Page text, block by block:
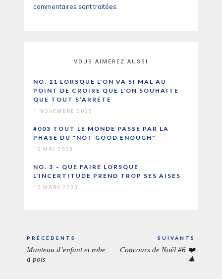
commentaires sont traitées.
VOUS AIMEREZ AUSSI
NO. 11 LORSQUE L'ON VA SI MAL AU
POINT DE CROIRE QUE L'ON SOUHAITE
QUE TOUT S’ARRÊTE
1 NOVEMBRE 2023
#003 TOUT LE MONDE PASSE PAR LA
PHASE DU "NOT GOOD ENOUGH"
15 MAI 2023
NO. 3 – QUE FAIRE LORSQUE
L'INCERTITUDE PREND TROP SES AISES
10 MARS 2023
Navigation
de
l’article
PRÉCÉDENTS
ARTICLE
Manteau d’enfant et robe
à pois
SUIVANTS
Concours de Noël #6 ❤️
🎄